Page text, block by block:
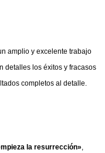
amplio y excelente trabajo
detalles los éxitos y fracasos
completos al detalle.
la resurrección»,